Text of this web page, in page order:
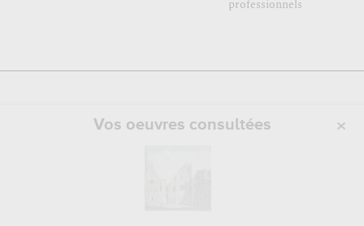
professionnels
Vos oeuvres consultées